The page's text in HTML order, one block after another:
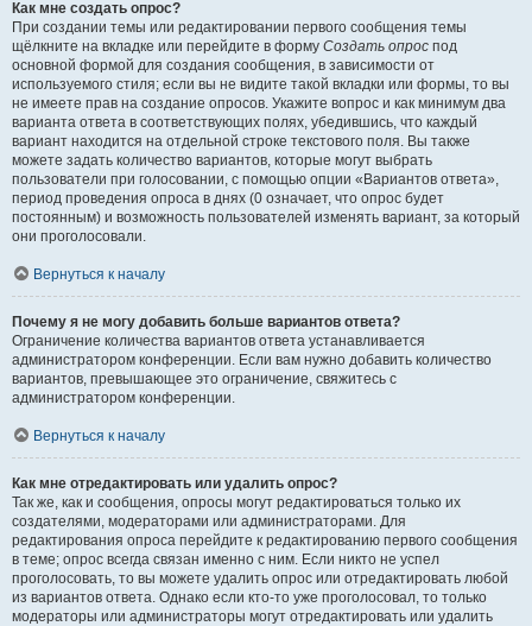
Как мне создать опрос?
При создании темы или редактировании первого сообщения темы
щёлкните на вкладке или перейдите в форму Создать опрос под
основной формой для создания сообщения, в зависимости от
используемого стиля; если вы не видите такой вкладки или формы, то вы
не имеете прав на создание опросов. Укажите вопрос и как минимум два
варианта ответа в соответствующих полях, убедившись, что каждый
вариант находится на отдельной строке текстового поля. Вы также
можете задать количество вариантов, которые могут выбрать
пользователи при голосовании, с помощью опции «Вариантов ответа»,
период проведения опроса в днях (0 означает, что опрос будет
постоянным) и возможность пользователей изменять вариант, за который
они проголосовали.
Вернуться к началу
Почему я не могу добавить больше вариантов ответа?
Ограничение количества вариантов ответа устанавливается
администратором конференции. Если вам нужно добавить количество
вариантов, превышающее это ограничение, свяжитесь с
администратором конференции.
Вернуться к началу
Как мне отредактировать или удалить опрос?
Так же, как и сообщения, опросы могут редактироваться только их
создателями, модераторами или администраторами. Для
редактирования опроса перейдите к редактированию первого сообщения
в теме; опрос всегда связан именно с ним. Если никто не успел
проголосовать, то вы можете удалить опрос или отредактировать любой
из вариантов ответа. Однако если кто-то уже проголосовал, то только
модераторы или администраторы могут отредактировать или удалить